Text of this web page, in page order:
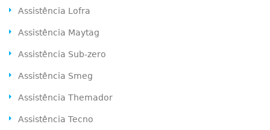
Assistência Lofra
Assistência Maytag
Assistência Sub-zero
Assistência Smeg
Assistência Themador
Assistência Tecno